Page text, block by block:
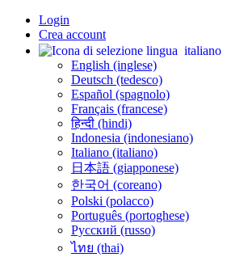
Login
Crea account
italiano
English (inglese)
Deutsch (tedesco)
Español (spagnolo)
Français (francese)
हिन्दी (hindi)
Indonesia (indonesiano)
Italiano (italiano)
日本語 (giapponese)
한국어 (coreano)
Polski (polacco)
Português (portoghese)
Русский (russo)
ไทย (thai)